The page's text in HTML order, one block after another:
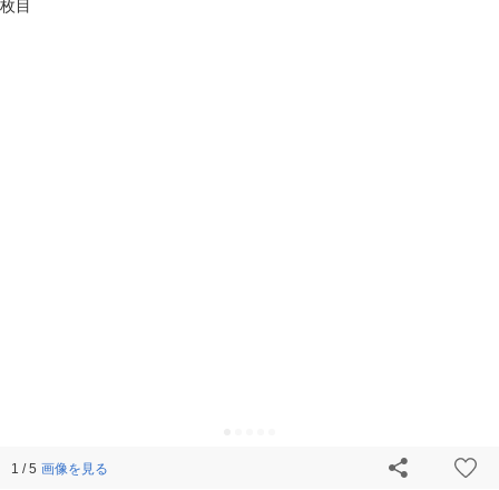
1 / 5 画像を見る